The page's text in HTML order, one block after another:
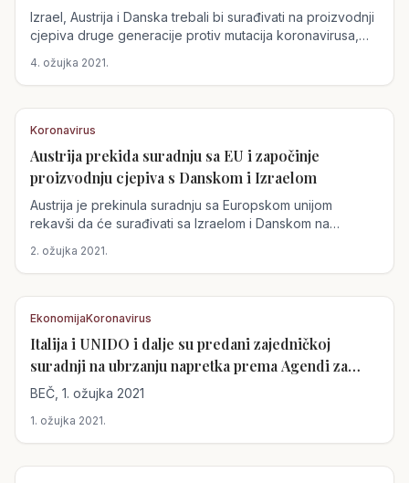
Izrael, Austrija i Danska trebali bi surađivati na proizvodnji
cjepiva druge generacije protiv mutacija koronavirusa,
4. ožujka 2021.
Austrija
Koronavirus
Austrija prekida suradnju sa EU i započinje
proizvodnju cjepiva s Danskom i Izraelom
Austrija je prekinula suradnju sa Europskom unijom
rekavši da će surađivati ​​sa Izraelom i Danskom na
2. ožujka 2021.
Austrija
EkonomijaKoronavirus
Italija i UNIDO i dalje su predani zajedničkoj
suradnji na ubrzanju napretka prema Agendi za
održivi razvoj do 2030. godine
BEČ, 1. ožujka 2021
1. ožujka 2021.